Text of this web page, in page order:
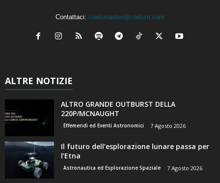
Contattaci: coelumastro@coelum.com
ALTRE NOTIZIE
ALTRO GRANDE OUTBURST DELLA
220P/MCNAUGHT
Effemeridi ed Eventi Astronomici 7 Agosto 2026
Il futuro dell’esplorazione lunare passa per
l’Etna
Astronautica ed Esplorazione Spaziale 7 Agosto 2026